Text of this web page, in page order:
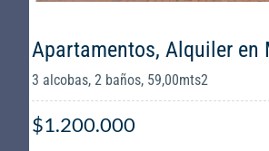
Apartamentos, Alquiler en
3 alcobas, 2 baños, 59,00mts2
$1.200.000